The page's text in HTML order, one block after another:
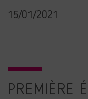
15/01/2021
PREMIÈRE